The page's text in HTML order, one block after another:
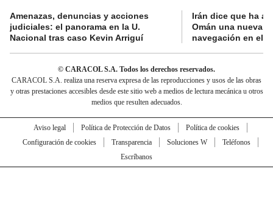
Amenazas, denuncias y acciones
judiciales: el panorama en la U.
Nacional tras caso Kevin Arriguí
Irán dice que ha
Omán una nueva
navegación en el
© CARACOL S.A. Todos los derechos reservados.
CARACOL S.A. realiza una reserva expresa de las reproducciones y usos de las obras
y otras prestaciones accesibles desde este sitio web a medios de lectura mecánica u otros
medios que resulten adecuados.
Aviso legal Política de Protección de Datos
Política de cookies
Configuración de cookies
Transparencia Soluciones W
Teléfonos
Escríbanos